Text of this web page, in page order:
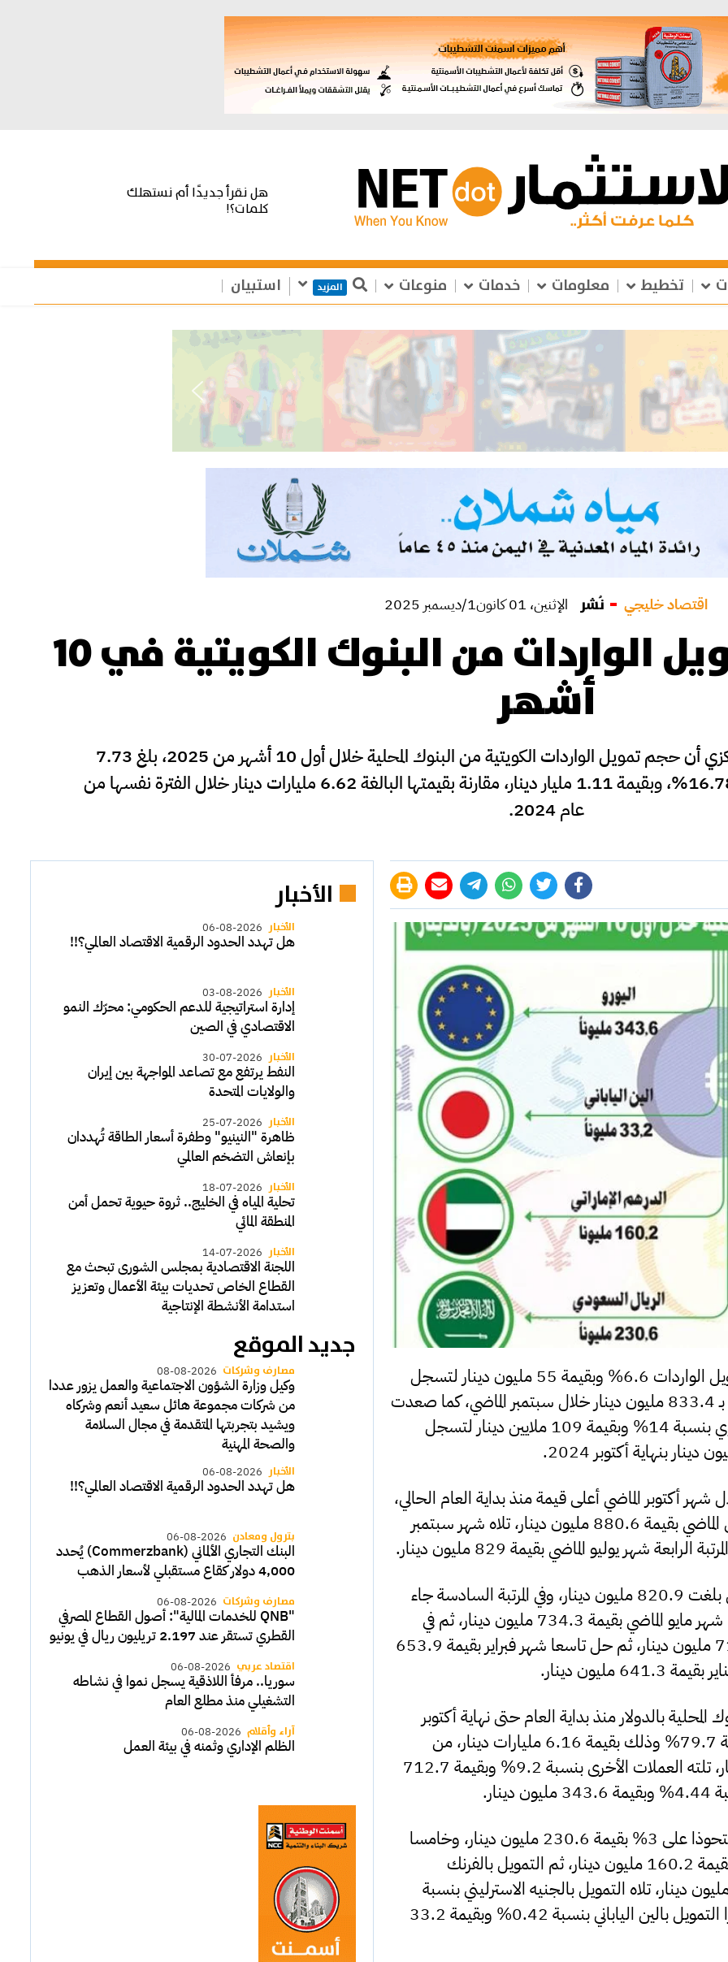
هل نقرأ جديدًا أم نستهلك
كلمات؟!
تخطيط معلومات خدمات منوعات المزيد استبيان
اقتصاد خليجي نُشر الإثنين، 01 كانون1/ديسمبر 2025
قفزة كبيرة في تمويل الواردات من البنوك الكويتية في 10
أشهر
أظهرت بيانات صادرة عن بنك الكويت المركزي أن حجم تمويل الواردات الكويتية من البنوك المحلية خلال أول 10 أشهر من 2025، بلغ 7.73
مليارات دينار، مسجلا ارتفاعا سنويا بنسبة 16.78%، وبقيمة 1.11 مليار دينار، مقارنة بقيمتها البالغة 6.62 مليارات دينار خلال الفترة نفسها من
عام 2024.
وعلى المستوى الشهري، ارتفعت قيمة تمويل الواردات 6.6% وبقيمة 55 مليون دينار لتسجل
888.4 مليون دينار بنهاية أكتوبر، مقارنة بـ 833.4 مليون دينار خلال سبتمبر الماضي، كما صعدت
قيمة تمويل الواردات على المستوى السنوي بنسبة 14% وبقيمة 109 ملايين دينار لتسجل
أكتوبر الماضي أعلى قيمة منذ بداية العام الحالي،
بقمة 888.4 مليون دينار، ثم شهر مارس الماضي بقيمة 880.6 مليون دينار، تلاه شهر سبتمبر
وحل خامسا شهر أغسطس بقيمة تمويل بلغت 820.9 مليون دينار، وفي المرتبة السادسة جاء
شهر يونيو بقيمة 734.7 مليون دينار، ثم شهر مايو الماضي بقيمة 734.3 مليون دينار، ثم في
المرتبة الثامنة جاء شهر أبريل بقيمة 716.9 مليون دينار، ثم حل تاسعا شهر فبراير بقيمة 653.9
دينار.
بالدولار منذ بداية العام حتى نهاية أكتوبر
الماضي، استحوذ على النصيب الأكبر بنسبة 79.7% وذلك بقيمة 6.16 مليارات دينار، من
إجمالي التمويل البالغ 7.73 مليارات دينار، تلته العملات الأخرى بنسبة 9.2% وبقيمة 712.7
وحل رابعا التمويل بالريال السعودي مستحوذا على 3% بقيمة 230.6 مليون دينار، وخامسا
بالدرهم الإماراتي مستحوذا على 2.1% بقيمة 160.2 مليون دينار، ثم التمويل بالفرنك
بنسبة 0.68% بقيمة 52.5 مليون دينار، تلاه التمويل بالجنيه الاسترليني بنسبة
0.46% بقيمة 36.1 مليون دينار، واخيرا التمويل بالين الياباني بنسبة 0.42% وبقيمة 33.2
الأخبار
الأخبار 06-08-2026
هل تهدد الحدود الرقمية الاقتصاد العالمي؟!!
الأخبار 03-08-2026
إدارة استراتيجية للدعم الحكومي: محرّك النمو
الاقتصادي في الصين
الأخبار 30-07-2026
النفط يرتفع مع تصاعد المواجهة بين إيران
والولايات المتحدة
الأخبار 25-07-2026
ظاهرة "النينيو" وطفرة أسعار الطاقة تُهددان
بإنعاش التضخم العالمي
الأخبار 18-07-2026
تحلية المياه في الخليج.. ثروة حيوية تحمل أمن
المنطقة المائي
الأخبار 14-07-2026
اللجنة الاقتصادية بمجلس الشورى تبحث مع
القطاع الخاص تحديات بيئة الأعمال وتعزيز
استدامة الأنشطة الإنتاجية
جديد الموقع
مصارف وشركات 08-08-2026
وكيل وزارة الشؤون الاجتماعية والعمل يزور عددا
من شركات مجموعة هائل سعيد أنعم وشركاه
ويشيد بتجربتها المتقدمة في مجال السلامة
والصحة المهنية
الأخبار 06-08-2026
هل تهدد الحدود الرقمية الاقتصاد العالمي؟!!
بترول ومعادن 06-08-2026
البنك التجاري الألماني (Commerzbank) يُحدد
4,000 دولار كقاع مستقبلي لأسعار الذهب
مصارف وشركات 06-08-2026
"QNB للخدمات المالية": أصول القطاع المصرفي
القطري تستقر عند 2.197 تريليون ريال في يونيو
اقتصاد عربي 06-08-2026
سوريا.. مرفأ اللاذقية يسجل نموا في نشاطه
التشغيلي منذ مطلع العام
آراء وأقلام 06-08-2026
الظلم الإداري وثمنه في بيئة العمل